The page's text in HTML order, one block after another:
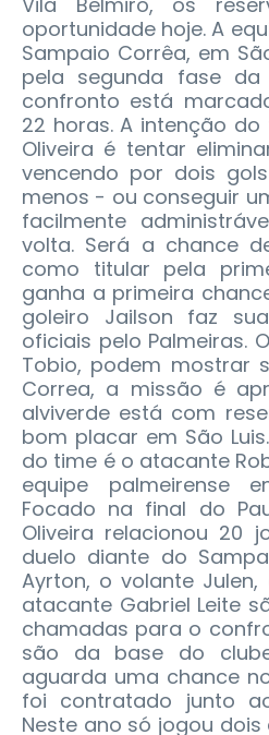
oportunidade hoje. A
Sampaio Corrêa, em
pela segunda fase
confronto está
22 horas.A intenção do
Oliveira é tentar
vencendo por dois
menos - ou conseguir
facilmente
volta. Será a chance
como titular pela
ganha a primeira
goleiro Jailson faz
oficiais pelo Palmeiras.
Tobio, podem mostrar
Correa, a missão é
alviverde está com
bom placar em São
do time é o atacante
equipe palmeirense
Focado na final do
Oliveira relacionou 20
duelo diante do
Ayrton, o volante
atacante Gabriel Leite
chamadas para o
são da base do
aguarda uma chance
foi contratado junto
Neste ano só jogou